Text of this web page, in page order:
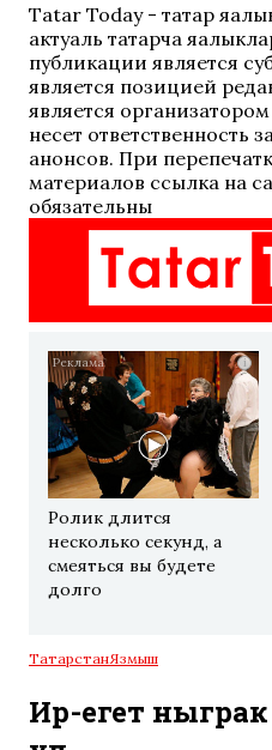
Tatar Today - татар
актуаль татарча
публикации является
является позицией
является
несет ответственность
анонсов. При
материалов ссылка на
обязательны
i
Ролик длится
несколько секунд, а
смеяться вы будете
долго
ТатарстанЯзмыш
Ир-егет